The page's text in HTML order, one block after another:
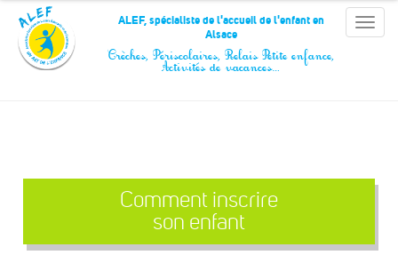
Panneau de gestion des cookies
Toggle
ALEF, spécialiste de l'accueil de l'enfant en
Alsace
Crèches, Périscolaires, Relais Petite enfance,
Activités de vacances…
Comment inscrire
son enfant